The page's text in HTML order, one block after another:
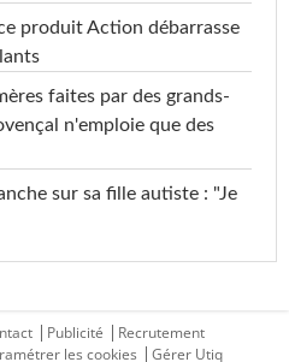
produit Action débarrasse
faites par des grands-
n'emploie que des
sur sa fille autiste : "Je
Publicité
Recrutement
les cookies Gérer Utiq